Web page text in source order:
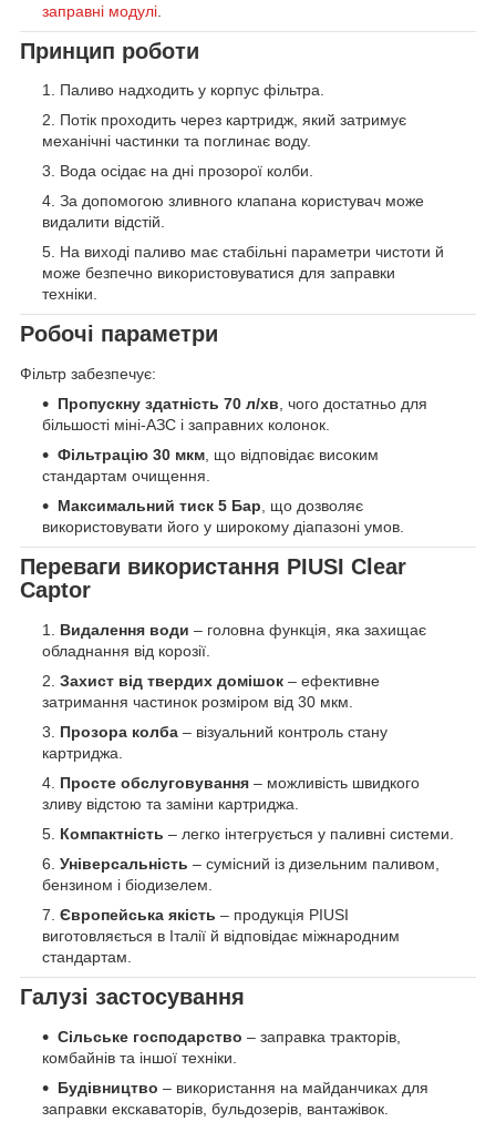
заправні модулі
Принцип роботи
Паливо надходить у корпус фільтра.
Потік проходить через картридж, який затримує
механічні частинки та поглинає воду.
Вода осідає на дні прозорої колби.
За допомогою зливного клапана користувач може
видалити відстій.
На виході паливо має стабільні параметри чистоти й
може безпечно використовуватися для заправки
техніки.
Робочі параметри
Фільтр забезпечує:
Пропускну здатність 70 л/хв , чого достатньо для
більшості міні-АЗС і заправних колонок.
Фільтрацію 30 мкм , що відповідає високим
стандартам очищення.
Максимальний тиск 5 Бар , що дозволяє
використовувати його у широкому діапазоні умов.
Переваги використання PIUSI Clear
Captor
Видалення води – головна функція, яка захищає
обладнання від корозії.
Захист від твердих домішок – ефективне
затримання частинок розміром від 30 мкм.
Прозора колба – візуальний контроль стану
картриджа.
Просте обслуговування – можливість швидкого
зливу відстою та заміни картриджа.
Компактність – легко інтегрується у паливні системи.
Універсальність – сумісний із дизельним паливом,
бензином і біодизелем.
Європейська якість – продукція PIUSI
виготовляється в Італії й відповідає міжнародним
стандартам.
Галузі застосування
Сільське господарство – заправка тракторів,
комбайнів та іншої техніки.
Будівництво – використання на майданчиках для
заправки екскаваторів, бульдозерів, вантажівок.